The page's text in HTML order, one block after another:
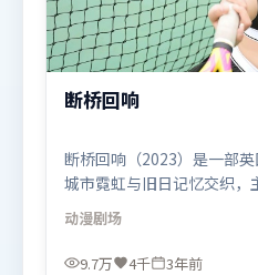
断桥回响
断桥回响（2023）是一部英
城市霓虹与旧日记忆交织，
断付出代价。高潮段落信息
回扣同时完成。由阿彼尔邦
音、沈腾，周迅、古天乐等
动漫剧场
9.7万 4千 3年前